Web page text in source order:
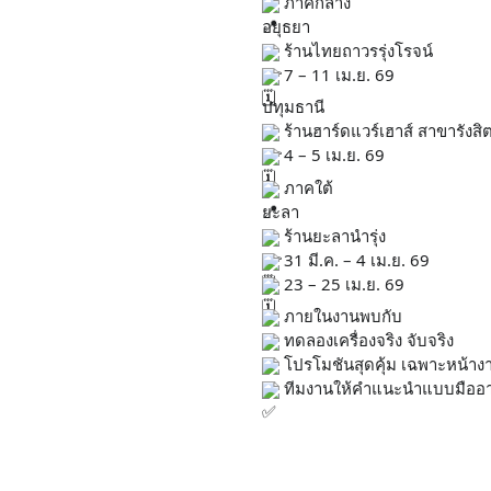
อยุธยา
ร้านไทยถาวรรุ่งโรจน์
7 – 11 เม.ย. 69
ปทุมธานี
ร้านฮาร์ดแวร์เฮาส์ สาขารังสิต
4 – 5 เม.ย. 69
ภาคใต้
ยะลา
ร้านยะลานำรุ่ง
31 มี.ค. – 4 เม.ย. 69
23 – 25 เม.ย. 69
ภายในงานพบกับ
ทดลองเครื่องจริง จับจริง
โปรโมชันสุดคุ้ม เฉพาะหน้าง
ทีมงานให้คำแนะนำแบบมืออ